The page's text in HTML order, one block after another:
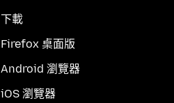
下載
Firefox 桌面版
Android 瀏覽器
iOS 瀏覽器